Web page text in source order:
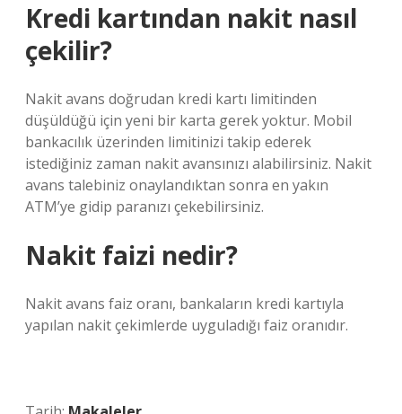
Kredi kartından nakit nasıl
çekilir?
Nakit avans doğrudan kredi kartı limitinden
düşüldüğü için yeni bir karta gerek yoktur. Mobil
bankacılık üzerinden limitinizi takip ederek
istediğiniz zaman nakit avansınızı alabilirsiniz. Nakit
avans talebiniz onaylandıktan sonra en yakın
ATM’ye gidip paranızı çekebilirsiniz.
Nakit faizi nedir?
Nakit avans faiz oranı, bankaların kredi kartıyla
yapılan nakit çekimlerde uyguladığı faiz oranıdır.